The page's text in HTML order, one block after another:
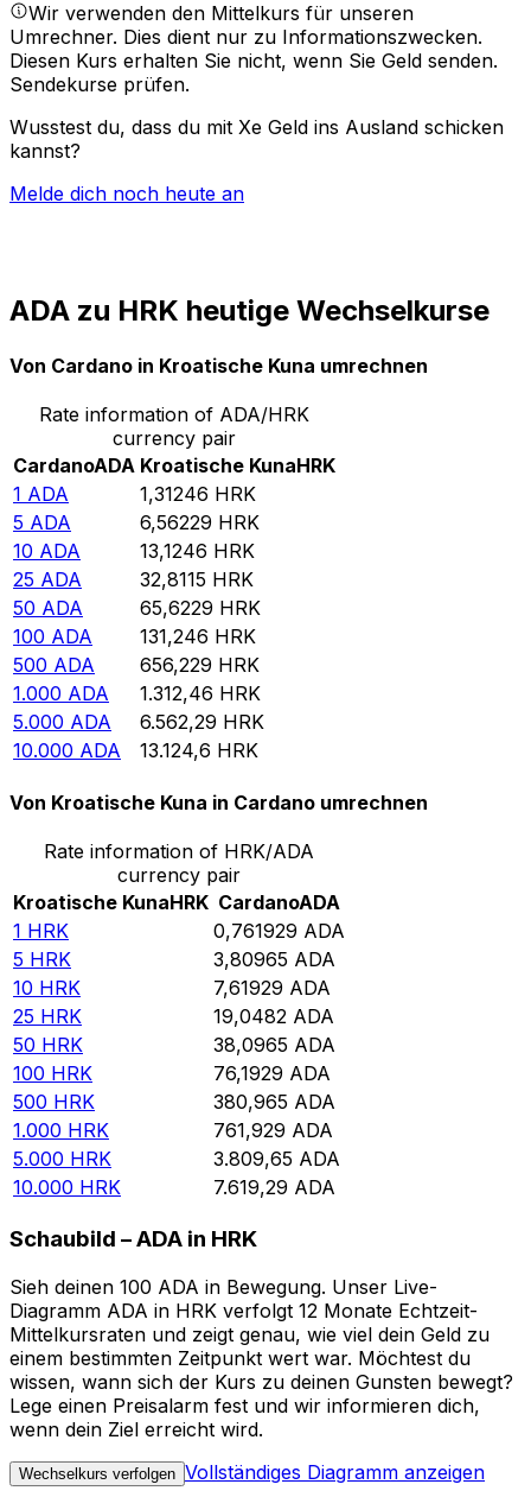
Wir verwenden den Mittelkurs für unseren
Umrechner. Dies dient nur zu Informationszwecken.
Diesen Kurs erhalten Sie nicht, wenn Sie Geld senden.
Sendekurse prüfen.
Wusstest du, dass du mit Xe Geld ins Ausland schicken
kannst?
Melde dich noch heute an
ADA zu HRK heutige Wechselkurse
Von Cardano in Kroatische Kuna umrechnen
Rate information of ADA/HRK
currency pair
CardanoADA Kroatische KunaHRK
1 ADA 1,31246 HRK
5 ADA 6,56229 HRK
10 ADA 13,1246 HRK
25 ADA 32,8115 HRK
50 ADA 65,6229 HRK
100 ADA 131,246 HRK
500 ADA 656,229 HRK
1.000 ADA 1.312,46 HRK
5.000 ADA 6.562,29 HRK
10.000 ADA 13.124,6 HRK
Von Kroatische Kuna in Cardano umrechnen
Rate information of HRK/ADA
currency pair
Kroatische KunaHRK CardanoADA
1 HRK 0,761929 ADA
5 HRK 3,80965 ADA
10 HRK 7,61929 ADA
25 HRK 19,0482 ADA
50 HRK 38,0965 ADA
100 HRK 76,1929 ADA
500 HRK 380,965 ADA
1.000 HRK 761,929 ADA
5.000 HRK 3.809,65 ADA
10.000 HRK 7.619,29 ADA
Schaubild – ADA in HRK
Sieh deinen 100 ADA in Bewegung. Unser Live-
Diagramm ADA in HRK verfolgt 12 Monate Echtzeit-
Mittelkursraten und zeigt genau, wie viel dein Geld zu
einem bestimmten Zeitpunkt wert war. Möchtest du
wissen, wann sich der Kurs zu deinen Gunsten bewegt?
Lege einen Preisalarm fest und wir informieren dich,
wenn dein Ziel erreicht wird.
Wechselkurs verfolgen Vollständiges Diagramm anzeigen